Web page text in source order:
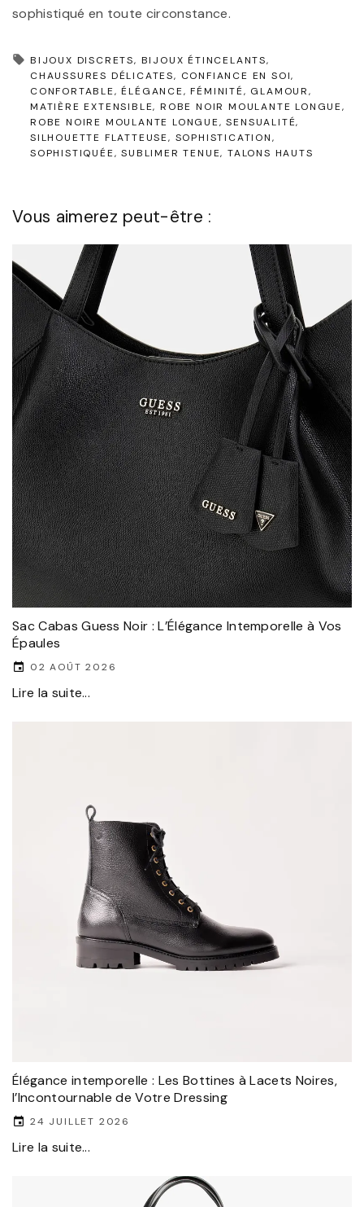
sophistiqué en toute circonstance.
BIJOUX DISCRETS BIJOUX ÉTINCELANTS
CHAUSSURES DÉLICATES
CONFIANCE EN SOI
CONFORTABLE
ÉLÉGANCE FÉMINITÉ
GLAMOUR
MATIÈRE EXTENSIBLE ROBE NOIR MOULANTE LONGUE
ROBE NOIRE MOULANTE LONGUE
SENSUALITÉ
SILHOUETTE FLATTEUSE SOPHISTICATION
SOPHISTIQUÉE
SUBLIMER TENUE TALONS HAUTS
Vous aimerez peut-être :
Sac Cabas Guess Noir : L’Élégance Intemporelle à Vos
Épaules
02 AOÛT 2026
Lire la suite...
Élégance intemporelle : Les Bottines à Lacets Noires,
l’Incontournable de Votre Dressing
24 JUILLET 2026
Lire la suite...